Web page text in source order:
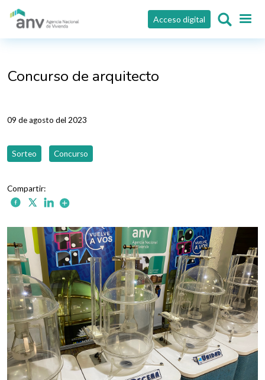
Pasar al contenido principal
Acceso digital
Concurso de arquitecto
09 de agosto del 2023
Sorteo Concurso